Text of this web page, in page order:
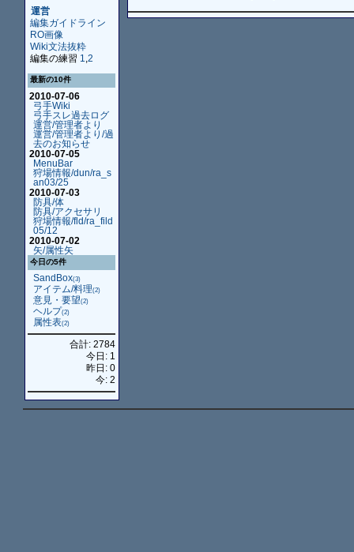
運営
編集ガイドライン
RO画像
Wiki文法抜粋
編集の練習 1 2
最新の10件
2010-07-06
弓手Wiki
弓手スレ過去ログ
運営/管理者より
運営/管理者より/過
去のお知らせ
2010-07-05
MenuBar
狩場情報/dun/ra_s
an03/25
2010-07-03
防具/体
防具/アクセサリ
狩場情報/fld/ra_fild
05/12
2010-07-02
矢/属性矢
今日の5件
SandBox(3)
アイテム/料理(2)
意見・要望(2)
ヘルプ(2)
属性表(2)
合計: 2784
今日: 1
昨日: 0
今: 2